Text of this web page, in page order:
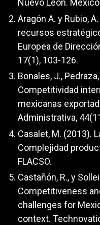
Nuevo León.
Aragón A. y Rubio,
recursos
Europea de
17(1), 103-126.
Bonales, J.,
Competitividad
mexicanas
Administrativa,
Casalet, M. (2013).
Complejidad
FLACSO.
Castañón, R., y
Competitiveness
challenges for
context.